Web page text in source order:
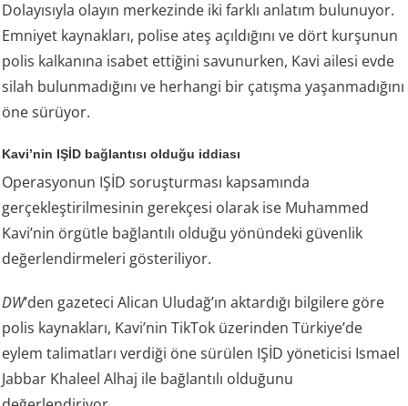
Dolayısıyla olayın merkezinde iki farklı anlatım bulunuyor.
Emniyet kaynakları, polise ateş açıldığını ve dört kurşunun
polis kalkanına isabet ettiğini savunurken, Kavi ailesi evde
silah bulunmadığını ve herhangi bir çatışma yaşanmadığını
öne sürüyor.
Kavi’nin IŞİD bağlantısı olduğu iddiası
Operasyonun IŞİD soruşturması kapsamında
gerçekleştirilmesinin gerekçesi olarak ise Muhammed
Kavi’nin örgütle bağlantılı olduğu yönündeki güvenlik
değerlendirmeleri gösteriliyor.
DW‘den gazeteci Alican Uludağ’ın aktardığı bilgilere göre
polis kaynakları, Kavi’nin TikTok üzerinden Türkiye’de
eylem talimatları verdiği öne sürülen IŞİD yöneticisi Ismael
Jabbar Khaleel Alhaj ile bağlantılı olduğunu